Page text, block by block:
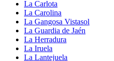
La Carlota
La Carolina
La Gangosa Vistasol
La Guardia de Jaén
La Herradura
La Iruela
La Lantejuela